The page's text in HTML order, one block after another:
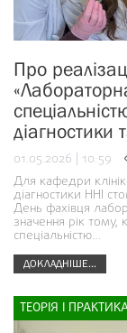
Про
діагностики
01.05.2026 | 10:59
Для кафедри
діагностики ННІ
День фахівця
значення рік тому,
спеціальністю…
ДОКЛАДНІШЕ...
ТЕОРІЯ І